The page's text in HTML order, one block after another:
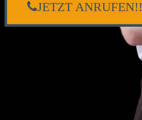
JETZT ANRUFEN!!